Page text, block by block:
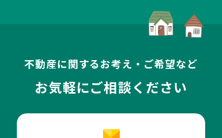
不動産に関するお考え・ご希望など
お気軽にご相談ください